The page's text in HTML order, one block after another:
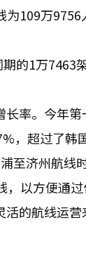
109万
的1万
率。今年
，超过了韩
至济州航线
以方便通
的航线运营